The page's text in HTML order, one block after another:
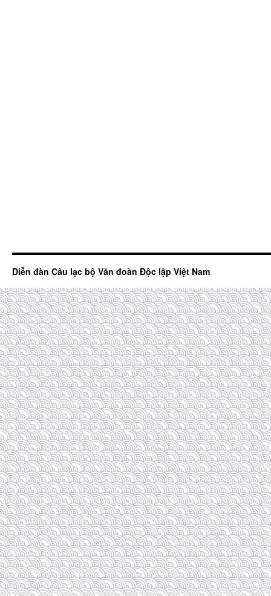
Diễn đàn Câu lạc bộ Văn đoàn Độc lập Việt Nam